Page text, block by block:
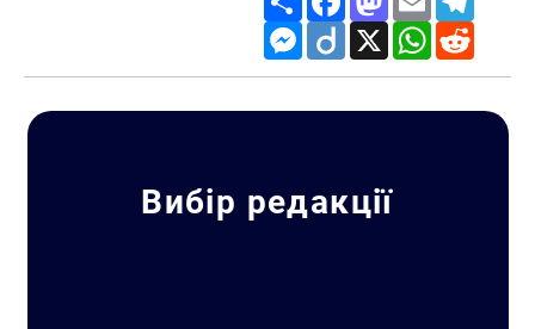
Messenger
Diigo X WhatsApp
Вибір редакції